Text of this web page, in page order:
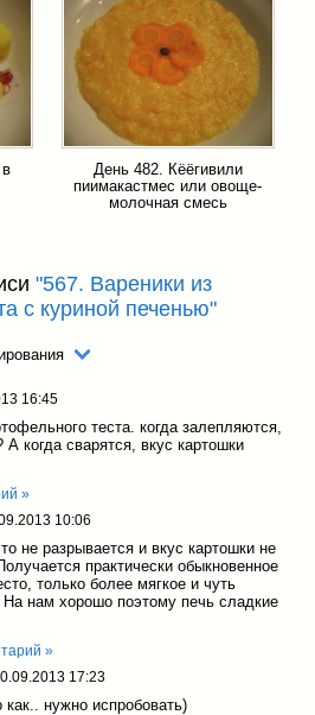
День 482. Кёёгивили
пиимакастмес или овоще-
молочная смесь
"567. Вареники из
с куриной печенью"
16:45
теста. когда залепляются,
когда сварятся, вкус картошки
»
10:06
не разрывается и вкус картошки не
практически обыкновенное
только более мягкое и чуть
На нам хорошо поэтому печь сладкие
»
17:23
как.. нужно испробовать)